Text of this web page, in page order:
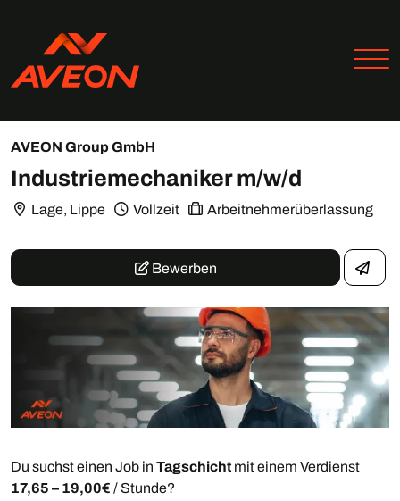
AVEON Group GmbH
Industriemechaniker m/w/d
Lage, Lippe Vollzeit Arbeitnehmerüberlassung
Bewerben
Du suchst einen Job in Tagschicht mit einem Verdienst
17,65 – 19,00€ / Stunde?